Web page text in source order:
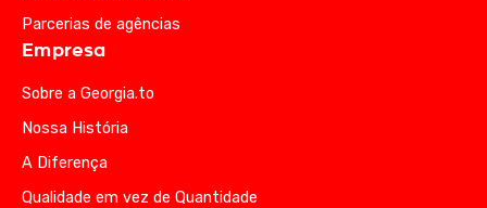
Parcerias de agências
Empresa
Sobre a Georgia.to
Nossa História
A Diferença
Qualidade em vez de Quantidade